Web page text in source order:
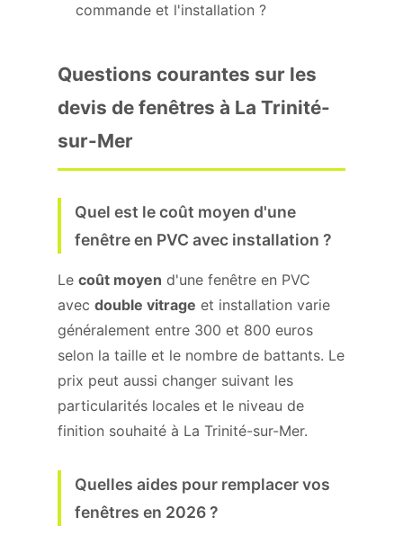
commande et l'installation ?
Questions courantes sur les
devis de fenêtres à La Trinité-
sur-Mer
Quel est le coût moyen d'une
fenêtre en PVC avec installation ?
Le coût moyen d'une fenêtre en PVC
avec double vitrage et installation varie
généralement entre 300 et 800 euros
selon la taille et le nombre de battants. Le
prix peut aussi changer suivant les
particularités locales et le niveau de
finition souhaité à La Trinité-sur-Mer.
Quelles aides pour remplacer vos
fenêtres en 2026 ?